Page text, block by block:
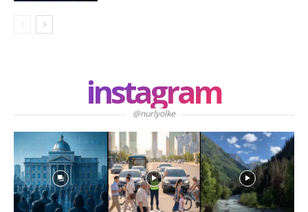
instagram
@nurlyolke